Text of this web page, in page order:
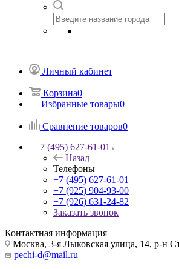
Личный кабинет
Корзина0
Избранные товары0
Сравнение товаров0
+7 (495) 627-61-01
Назад
Телефоны
+7 (495) 627-61-01
+7 (925) 904-93-00
+7 (926) 631-24-82
Заказать звонок
Контактная информация
Москва, 3-я Лыковская улица, 14, р-н
pechi-d@mail.ru